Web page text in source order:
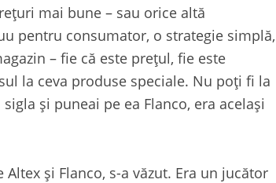
mai bune – sau orice altă
pentru consumator, o strategie simplă,
– fie că este prețul, fie este
la ceva produse speciale. Nu poți fi la
și puneai pe ea Flanco, era același
și Flanco, s-a văzut. Era un jucător